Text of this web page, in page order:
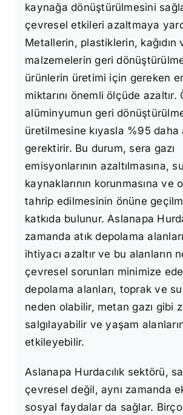
kaynağa dönüştürülmesini
çevresel etkileri azaltmaya
Metallerin, plastiklerin, kağıdın
malzemelerin geri
ürünlerin üretimi için gereken
miktarını önemli ölçüde azaltır.
alüminyumun geri
üretilmesine kıyasla %95 daha
gerektirir. Bu durum, sera gazı
emisyonlarının azaltılmasına, su
kaynaklarının korunmasına ve
tahrip edilmesinin önüne
katkıda bulunur. Aslanapa
zamanda atık depolama
ihtiyacı azaltır ve bu alanların
çevresel sorunları minimize
depolama alanları, toprak ve
neden olabilir, metan gazı gibi
salgılayabilir ve yaşam
etkileyebilir.
Aslanapa Hurdacılık sektörü,
çevresel değil, aynı zamanda
sosyal faydalar da sağlar.